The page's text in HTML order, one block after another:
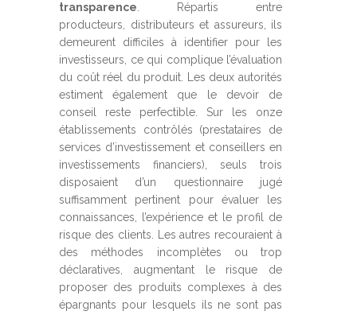
transparence . Répartis entre
producteurs, distributeurs et assureurs, ils
demeurent difficiles à identifier pour les
investisseurs, ce qui complique l’évaluation
du coût réel du produit. Les deux autorités
estiment également que le devoir de
conseil reste perfectible. Sur les onze
établissements contrôlés (prestataires de
services d’investissement et conseillers en
investissements financiers), seuls trois
disposaient d’un questionnaire jugé
suffisamment pertinent pour évaluer les
connaissances, l’expérience et le profil de
risque des clients. Les autres recouraient à
des méthodes incomplètes ou trop
déclaratives, augmentant le risque de
proposer des produits complexes à des
épargnants pour lesquels ils ne sont pas